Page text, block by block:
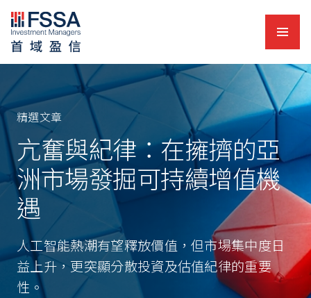
首域盈信
導覽
精選文章
亢奮與紀律：在擁擠的亞
洲市場發掘可持續增值機
遇
人工智能熱潮有望釋放價值，但市場集中度日
益上升，更突顯分散投資及估值紀律的重要
性。